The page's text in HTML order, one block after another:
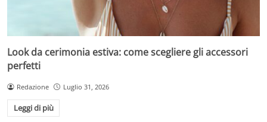
Look da cerimonia estiva: come scegliere gli accessori
perfetti
Redazione Luglio 31, 2026
Leggi di più